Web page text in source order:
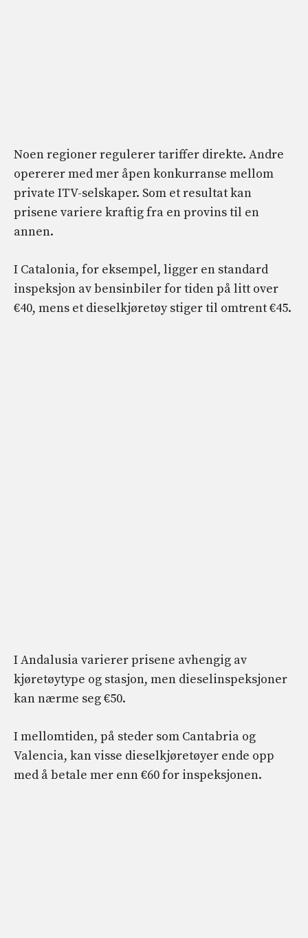
Noen regioner regulerer tariffer direkte. Andre
opererer med mer åpen konkurranse mellom
private ITV-selskaper. Som et resultat kan
prisene variere kraftig fra en provins til en
annen.
I Catalonia, for eksempel, ligger en standard
inspeksjon av bensinbiler for tiden på litt over
€40, mens et dieselkjøretøy stiger til omtrent €45.
I Andalusia varierer prisene avhengig av
kjøretøytype og stasjon, men dieselinspeksjoner
kan nærme seg €50.
I mellomtiden, på steder som Cantabria og
Valencia, kan visse dieselkjøretøyer ende opp
med å betale mer enn €60 for inspeksjonen.